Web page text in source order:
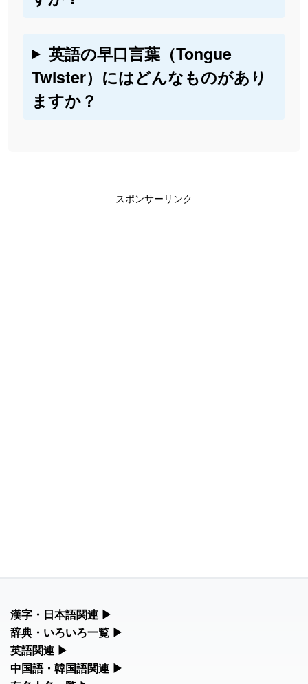
英語の早口言葉（Tongue
Twister）にはどんなものがあり
ますか？
スポンサーリンク
漢字・日本語関連 ▶
漢字の読み方検索、手書き入力、書き順練習など、日本語学習に
人名漢字辞典 - 読み方検索
辞典・いろいろ一覧 ▶
部首・画数別の漢字一覧、熟語辞典、地名・駅名検索など、各種
リファレンスツールです。
英語関連 ▶
カタカナ語・略語の意味検索、発音記号、リスニング練習など英
中国語・韓国語関連 ▶